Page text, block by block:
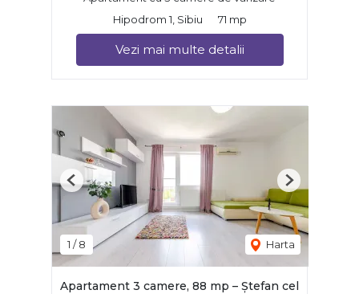
Hipodrom 1, Sibiu
71 mp
Vezi mai multe detalii
1 /8 Harta
Previous Next
Apartament 3 camere, 88 mp – Ștefan cel